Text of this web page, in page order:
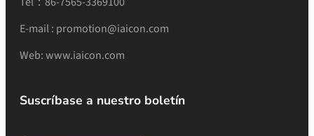
E-mail : promotion@iaicon.com
Web: www.iaicon.com
Suscríbase a nuestro boletín